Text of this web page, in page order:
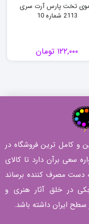
تخت پارس آرت سری
2113 شماره 10
۱۲۲,۰۰۰ تومان
و کامل ترین فروشگاه در
سعی برآن دارد تا کالای
دست مصرف کننده برساند
در خلق آثار هنری و
ایران داشته باشد.